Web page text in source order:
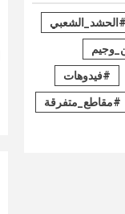
#الحشد_الشعبي
#فيدوهات
#مقاطع_متفرقة